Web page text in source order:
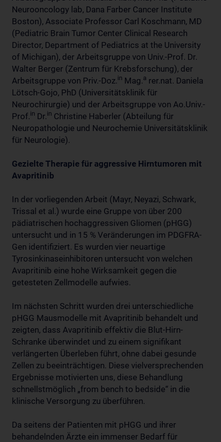
Neurooncology lab, Dana Farber Cancer Institute
Boston), Associate Professor Carl Koschmann, MD
(Pediatric Brain Tumor Center Clinical Research
Director, Department of Pediatrics at the University
of Michigan), der Arbeitsgruppe von Univ.-Prof. Dr.
Walter Berger (Zentrum für Krebsforschung), der
Arbeitsgruppe von Priv.-Doz.in Mag.a rer.nat. Daniela
Lötsch-Gojo, PhD (Universitätsklinik für
Neurochirurgie) und der Arbeitsgruppe von Ao.Univ.-
Prof.in Dr.in Christine Haberler (Abteilung für
Neuropathologie und Neurochemie Universitätsklinik
für Neurologie).
Gezielte Therapie für aggressive Hirntumoren mit
Avapritinib
In der vorliegenden Arbeit (Mayr, Neyazi, Schwark,
Trissal et al.) wurde eine Gruppe von über 200
pädiatrischen hochaggressiven Gliomen (pHGG)
untersucht und in 15 % Veränderungen im PDGFRA-
Gen identifiziert. Es wurden vier neuartige
Tyrosinkinaseinhibitoren untersucht von welchen
Avapritinib eine hohe Wirksamkeit gegen die
getesteten Zellmodelle aufwies.
Im nächsten Schritt wurden drei unterschiedliche
pHGG Mausmodelle mit Avapritinib behandelt und
zeigten, dass Avapritinib effektiv die Blut-Hirn-
Schranke überwindet und zu einem signifikant
verlängerten Überleben führt, ohne dabei gesunde
Zellen zu beeinträchtigen. Diese vielversprechenden
Ergebnisse motivierten uns, diese Behandlung
schnellstmöglich „from bench to bedside“ in die
klinische Versorgung zu überführen.
Da seitens der Patienten mit pHGG und ihrer
behandelnden Ärzte ein immenser Bedarf für